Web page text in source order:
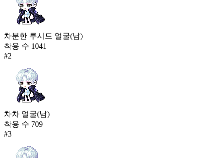
차분한 루시드 얼굴(남)
착용 수 1041
#2
차차 얼굴(남)
착용 수 709
#3